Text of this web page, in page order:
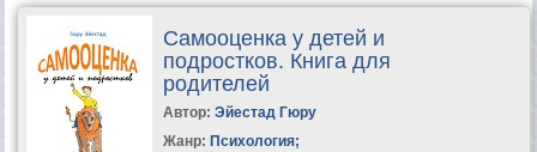
Самооценка у детей и
подростков. Книга для
родителей
Автор: Эйестад Гюру
Жанр: Психология;